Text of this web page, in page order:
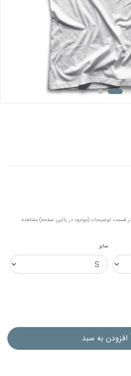
قسمت توضیحات (موجود در پائین صفحه) مشاهده
سایز
افزودن به سبد